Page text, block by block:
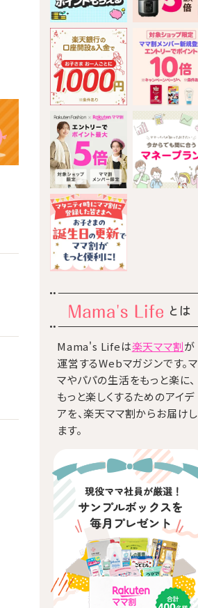
とは
Mama's Lifeは楽天ママ割が
運営するWebマガジンです。マ
マやパパの生活をもっと楽に、
もっと楽しくするためのアイデ
アを、楽天ママ割からお届けし
ます。